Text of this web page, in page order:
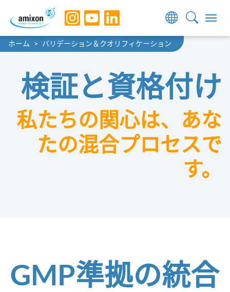
Skip to main navigation
Skip to main content
Skip to page footer
You are here:
ホーム バリデーション＆クオリフィケーション
検証と資格付け
私たちの関心は、あな
たの混合プロセスで
す。
GMP準拠の統合